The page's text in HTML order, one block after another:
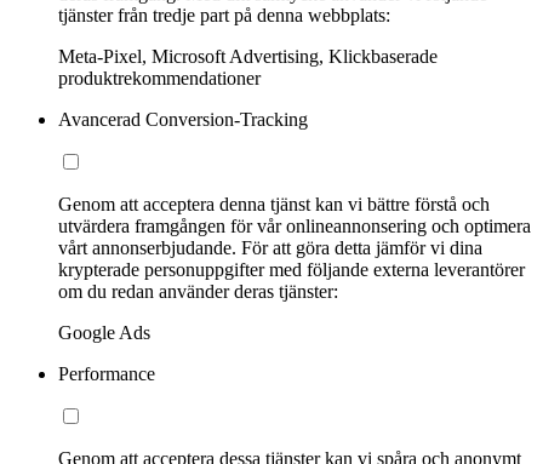
tjänster från tredje part på denna webbplats:
Meta-Pixel, Microsoft Advertising, Klickbaserade
produktrekommendationer
Avancerad Conversion-Tracking
Genom att acceptera denna tjänst kan vi bättre förstå och
utvärdera framgången för vår onlineannonsering och optimera
vårt annonserbjudande. För att göra detta jämför vi dina
krypterade personuppgifter med följande externa leverantörer
om du redan använder deras tjänster:
Google Ads
Performance
Genom att acceptera dessa tjänster kan vi spåra och anonymt